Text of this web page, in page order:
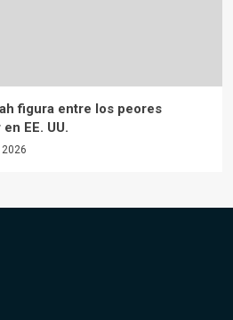
figura entre los peores
EE. UU.